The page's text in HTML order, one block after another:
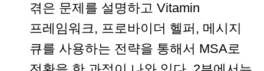
겪은 문제를 설명하고 Vitamin
프레임워크, 프로바이더 헬퍼, 메시지
큐를 사용하는 전략을 통해서 MSA로